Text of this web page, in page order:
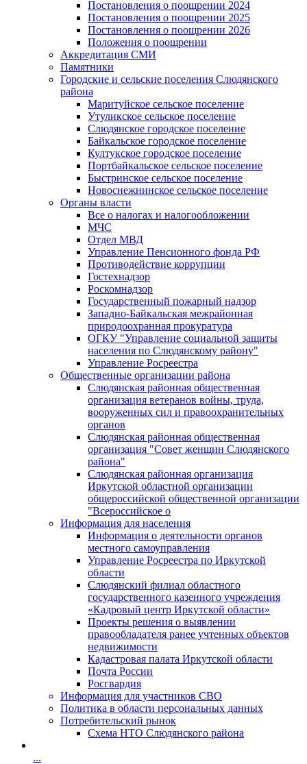
Постановления о поощрении 2024
Постановления о поощрении 2025
Постановления о поощрении 2026
Положения о поощрении
Аккредитация СМИ
Памятники
Городские и сельские поселения Слюдянского
района
Маритуйское сельское поселение
Утуликское сельское поселение
Слюдянское городское поселение
Байкальское городское поселение
Култукское городское поселение
Портбайкальское сельское поселение
Быстринское сельское поселение
Новоснежнинское сельское поселение
Органы власти
Все о налогах и налогообложении
МЧС
Отдел МВД
Управление Пенсионного фонда РФ
Противодействие коррупции
Гостехнадзор
Роскомнадзор
Государственный пожарный надзор
Западно-Байкальская межрайонная
природоохранная прокуратура
ОГКУ "Управление социальной защиты
населения по Слюдянскому району"
Управление Росреестра
Общественные организации района
Слюдянская районная общественная
организация ветеранов войны, труда,
вооруженных сил и правоохранительных
органов
Слюдянская районная общественная
организация "Совет женщин Слюдянского
района"
Слюдянская районная организация
Иркутской областной организации
общероссийской общественной организации
"Всероссийское о
Информация для населения
Информация о деятельности органов
местного самоуправления
Управление Росреестра по Иркутской
области
Слюдянский филиал областного
государственного казенного учреждения
«Кадровый центр Иркутской области»
Проекты решения о выявлении
правообладателя ранее учтенных объектов
недвижимости
Кадастровая палата Иркутской области
Почта России
Росгвардия
Информация для участников СВО
Политика в области персональных данных
Потребительский рынок
Схема НТО Слюдянского района
...